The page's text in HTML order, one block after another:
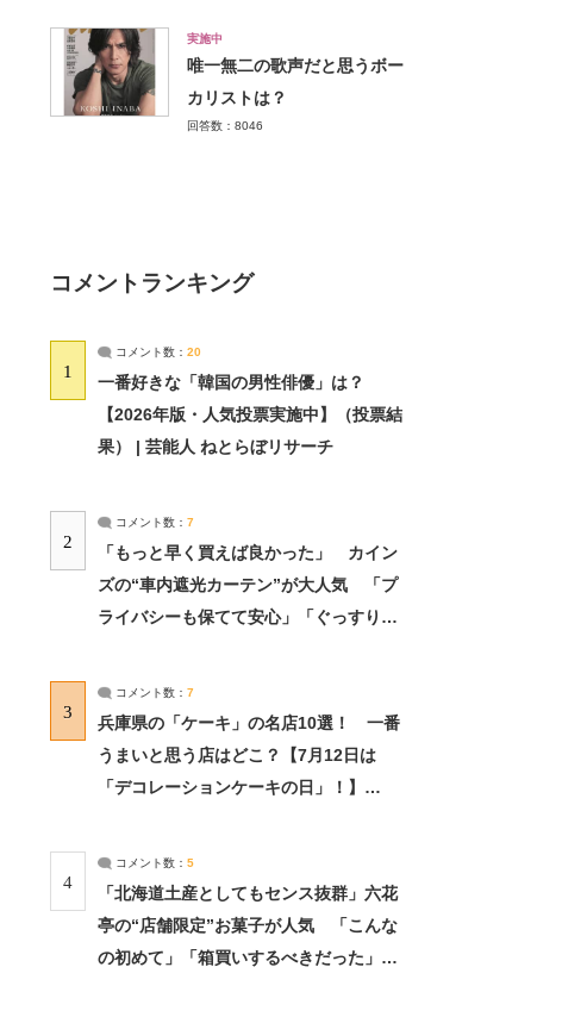
実施中
唯一無二の歌声だと思うボー
カリストは？
回答数：8046
コメントランキング
1
コメント数： 20
一番好きな「韓国の男性俳優」は？
【2026年版・人気投票実施中】（投票結
果） | 芸能人 ねとらぼリサーチ
2
コメント数： 7
「もっと早く買えば良かった」 カイン
ズの“車内遮光カーテン”が大人気 「プ
ライバシーも保てて安心」「ぐっすり眠
3
コメント数： 7
兵庫県の「ケーキ」の名店10選！ 一番
うまいと思う店はどこ？【7月12日は
「デコレーションケーキの日」！】
4
コメント数： 5
「北海道土産としてもセンス抜群」六花
亭の“店舗限定”お菓子が人気 「こんな
の初めて」「箱買いするべきだった」